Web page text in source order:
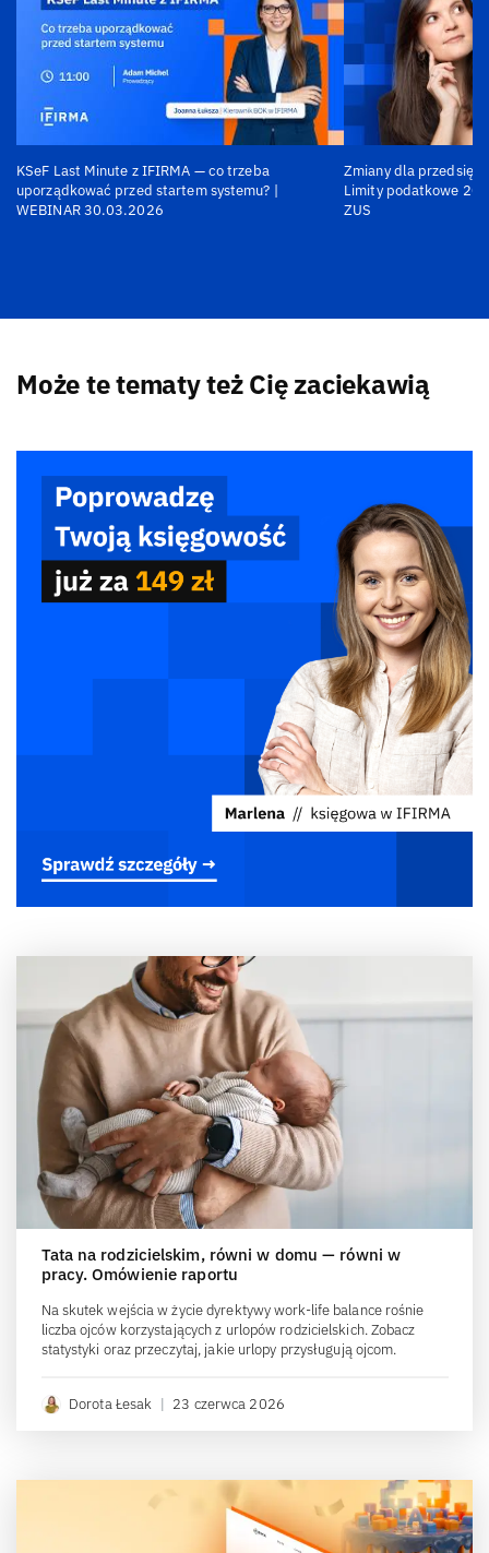
KSeF Last Minute z IFIRMA — co trzeba
uporządkować przed startem systemu? |
WEBINAR 30.03.2026
Zmiany dla
Limity podatkowe
ZUS
Może te tematy też Cię zaciekawią
Tata na rodzicielskim, równi w domu — równi w
pracy. Omówienie raportu
Na skutek wejścia w życie dyrektywy work-life balance rośnie
liczba ojców korzystających z urlopów rodzicielskich. Zobacz
statystyki oraz przeczytaj, jakie urlopy przysługują ojcom.
Dorota Łesak | 23 czerwca 2026